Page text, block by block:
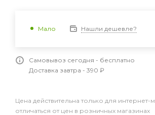
Мало Нашли дешевле?
Самовывоз сегодня - бесплатно
Доставка завтра - 390 ₽
Цена действительна только для интернет-
отличаться от цен в розничных магазинах